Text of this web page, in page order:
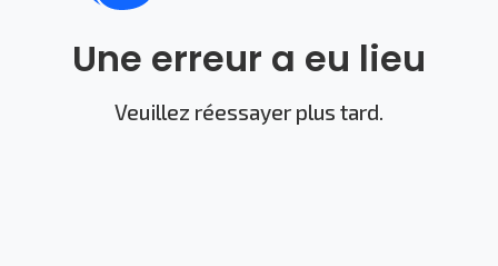
Une erreur a eu lieu
Veuillez réessayer plus tard.